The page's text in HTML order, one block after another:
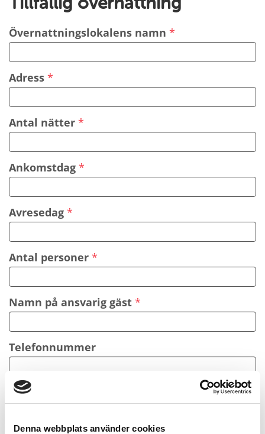
Denna webbplats använder cookies
Tillfällig övernattning
Övernattningslokalens namn
Adress
Antal nätter
Ankomstdag
Avresedag
Antal personer
Namn på ansvarig gäst
Telefonnummer
Finns automatlarm kopplat till
Räddningstjänsten?